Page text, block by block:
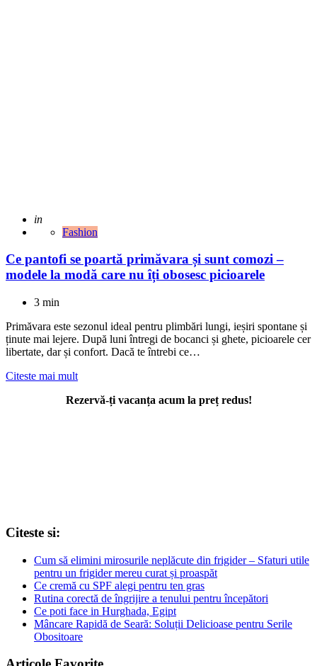
Adaugat
in
Fashion
Ce pantofi se poartă primăvara și sunt comozi –
modele la modă care nu îți obosesc picioarele
3 min
Primăvara este sezonul ideal pentru plimbări lungi, ieșiri spontane și
ținute mai lejere. După luni întregi de bocanci și ghete, picioarele cer
libertate, dar și confort. Dacă te întrebi ce…
Citeste mai mult
Rezervă-ți vacanța acum la preț redus!
Citeste si:
Cum să elimini mirosurile neplăcute din frigider – Sfaturi utile
pentru un frigider mereu curat și proaspăt
Ce cremă cu SPF alegi pentru ten gras
Rutina corectă de îngrijire a tenului pentru începători
Ce poti face in Hurghada, Egipt
Mâncare Rapidă de Seară: Soluții Delicioase pentru Serile
Obositoare